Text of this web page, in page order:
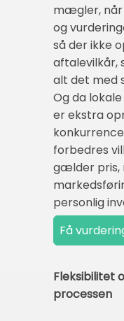
mægler, når
og
så der ikke
aftalevilkår,
alt det med
Og da
er ekstra
forbedres
gælder pris,
personlig
Fleksibilitet
processen